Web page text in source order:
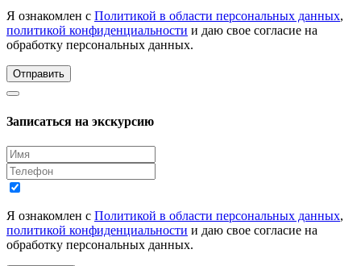
Я ознакомлен с Политикой в области персональных данных,
политикой конфиденциальности и даю свое согласие на
обработку персональных данных.
Отправить
Записаться на экскурсию
Я ознакомлен с Политикой в области персональных данных,
политикой конфиденциальности и даю свое согласие на
обработку персональных данных.